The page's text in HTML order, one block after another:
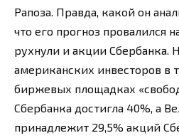
Рапоза. Правда, какой он
что его прогноз провалился
рухнули и акции Сбербанка.
американских инвесторов в
биржевых площадках
Сбербанка достигла 40%, а
принадлежит 29,5% акций